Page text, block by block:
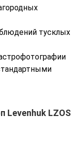
тусклых
Levenhuk LZOS